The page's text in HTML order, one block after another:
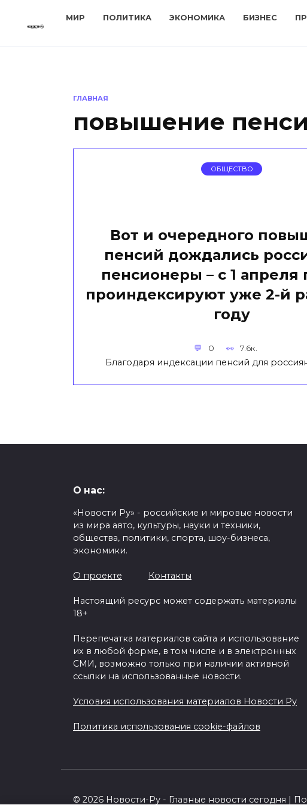
МИР ПОЛИТИКА ЭКОНОМИКА БИЗНЕС
ГЛАВНАЯ
повышение
ОБЩЕСТВО
Вот и очередного
пенсий дождались
пенсионеры – с 1 апреля
проиндексируют уже 2-й
году
0 7.6к.
Благодаря индексации пенсий для
О нас:
«Новости Ру» - российские и мировые новости
из мира авто, культуры, науки и техники,
общества, политики, спорта, шоу-бизнеса,
экономики.
О проекте Контакты
Настоящий ресурс может содержать материалы
18+
Перепечатка материалов сайта и использование
их в любой форме, в том числе и в электронных
СМИ, возможно только при наличии активной
ссылки на использованные новости.
Условия использования материалов Новости Ру
Политика использования cookie-файлов
© 2026 Новости-Ру - Главные новости сегодня |